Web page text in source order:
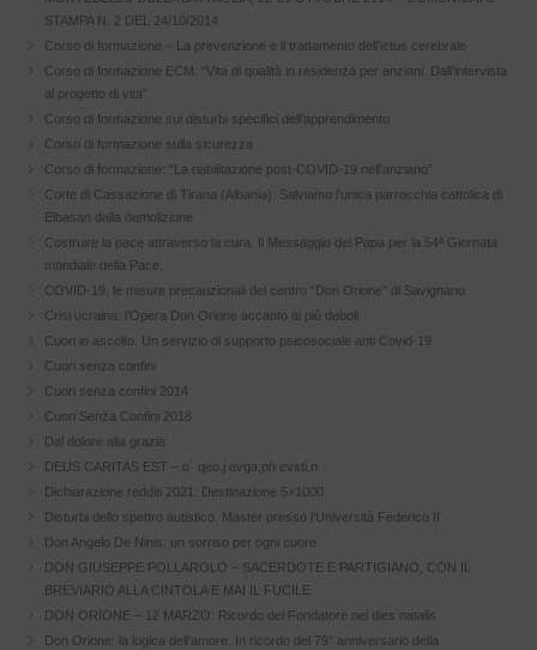
STAMPA N. 2 DEL 24/10/2014
Corso di formazione – La prevenzione e il trattamento dell’ictus cerebrale
Corso di formazione ECM: “Vita di qualità in residenza per anziani. Dall’intervista
al progetto di vita”
Corso di formazione sui disturbi specifici dell’apprendimento
Corso di formazione sulla sicurezza
Corso di formazione: “La riabilitazione post-COVID-19 nell’anziano”
Corte di Cassazione di Tirana (Albania): Salviamo l’unica parrocchia cattolica di
Elbasan dalla demolizione
Costruire la pace attraverso la cura. Il Messaggio del Papa per la 54ª Giornata
mondiale della Pace.
COVID-19, le misure precauzionali del centro “Don Orione” di Savignano.
Crisi ucraina: l’Opera Don Orione accanto ai più deboli.
Cuori in ascolto. Un servizio di supporto psicosociale anti Covid-19
Cuori senza confini
Cuori senza confini 2014
Cuori Senza Confini 2018
Dal dolore alla grazia
DEUS CARITAS EST – o` qeo.j avga,ph evsti,n
Dichiarazione redditi 2021: Destinazione 5×1000
Disturbi dello spettro autistico. Master presso l’Università Federico II
Don Angelo De Ninis: un sorriso per ogni cuore
DON GIUSEPPE POLLAROLO – SACERDOTE E PARTIGIANO, CON IL
BREVIARIO ALLA CINTOLA E MAI IL FUCILE
DON ORIONE – 12 MARZO: Ricordo del Fondatore nel dies natalis
Don Orione: la logica dell’amore. In ricordo del 79° anniversario della